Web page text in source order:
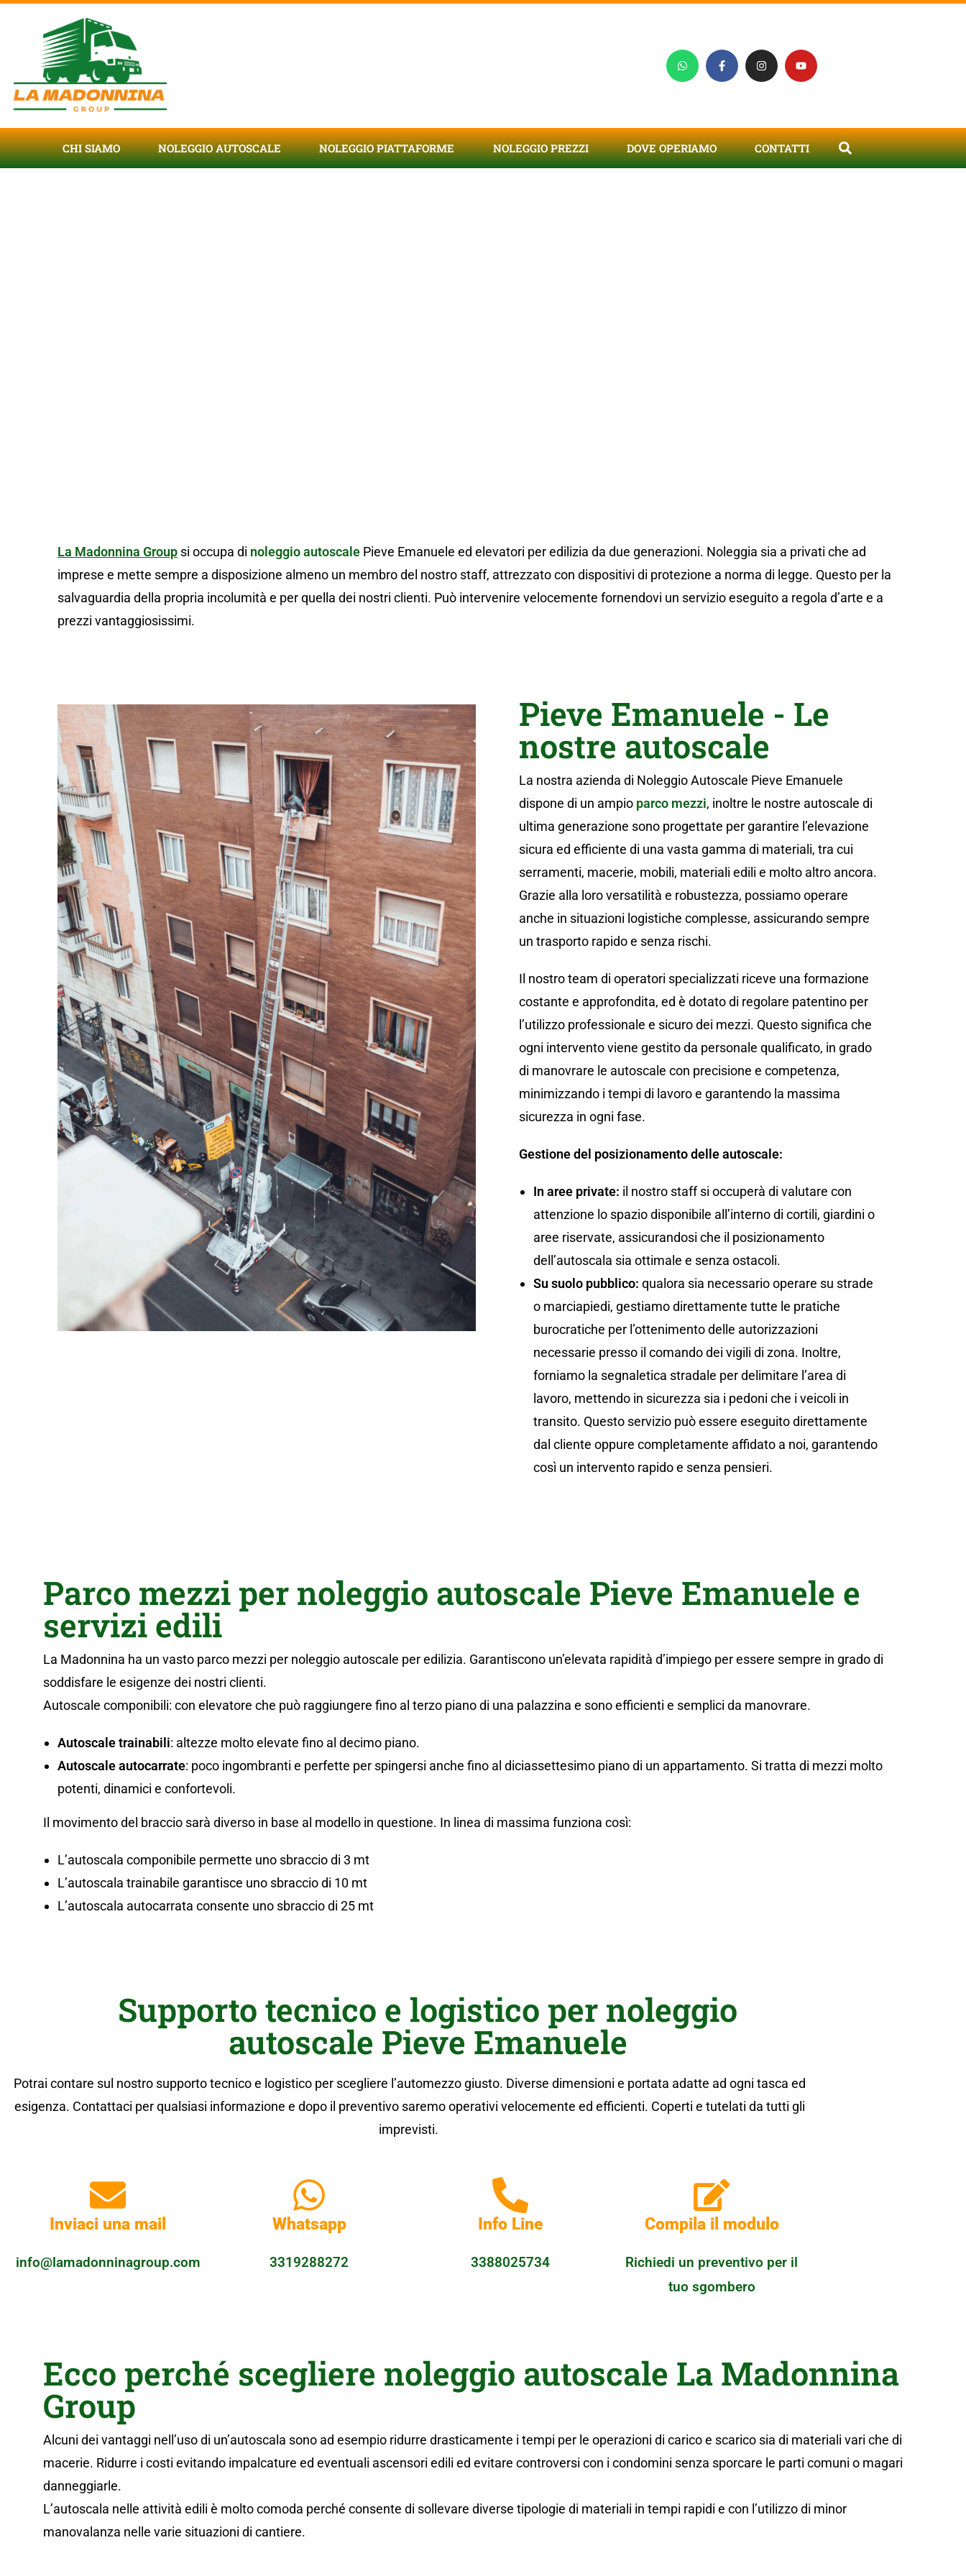
CHI SIAMO NOLEGGIO AUTOSCALE NOLEGGIO PIATTAFORME NOLEGGIO PREZZI DOVE OPERIAMO CONTATTI
La Madonnina Group si occupa di noleggio autoscale Pieve Emanuele ed elevatori per edilizia da due generazioni. Noleggia sia a privati che ad
imprese e mette sempre a disposizione almeno un membro del nostro staff, attrezzato con dispositivi di protezione a norma di legge. Questo per la
salvaguardia della propria incolumità e per quella dei nostri clienti. Può intervenire velocemente fornendovi un servizio eseguito a regola d’arte e a
prezzi vantaggiosissimi.
Pieve Emanuele - Le
nostre autoscale
La nostra azienda di Noleggio Autoscale Pieve Emanuele
dispone di un ampio parco mezzi, inoltre le nostre autoscale di
ultima generazione sono progettate per garantire l’elevazione
sicura ed efficiente di una vasta gamma di materiali, tra cui
serramenti, macerie, mobili, materiali edili e molto altro ancora.
Grazie alla loro versatilità e robustezza, possiamo operare
anche in situazioni logistiche complesse, assicurando sempre
un trasporto rapido e senza rischi.
Il nostro team di operatori specializzati riceve una formazione
costante e approfondita, ed è dotato di regolare patentino per
l’utilizzo professionale e sicuro dei mezzi. Questo significa che
ogni intervento viene gestito da personale qualificato, in grado
di manovrare le autoscale con precisione e competenza,
minimizzando i tempi di lavoro e garantendo la massima
sicurezza in ogni fase.
Gestione del posizionamento delle autoscale:
In aree private: il nostro staff si occuperà di valutare con
attenzione lo spazio disponibile all’interno di cortili, giardini o
aree riservate, assicurandosi che il posizionamento
dell’autoscala sia ottimale e senza ostacoli.
Su suolo pubblico: qualora sia necessario operare su strade
o marciapiedi, gestiamo direttamente tutte le pratiche
burocratiche per l’ottenimento delle autorizzazioni
necessarie presso il comando dei vigili di zona. Inoltre,
forniamo la segnaletica stradale per delimitare l’area di
lavoro, mettendo in sicurezza sia i pedoni che i veicoli in
transito. Questo servizio può essere eseguito direttamente
dal cliente oppure completamente affidato a noi, garantendo
così un intervento rapido e senza pensieri.
Parco mezzi per noleggio autoscale Pieve Emanuele e
servizi edili
La Madonnina ha un vasto parco mezzi per noleggio autoscale per edilizia. Garantiscono un’elevata rapidità d’impiego per essere sempre in grado di
soddisfare le esigenze dei nostri clienti.
Autoscale componibili: con elevatore che può raggiungere fino al terzo piano di una palazzina e sono efficienti e semplici da manovrare.
Autoscale trainabili: altezze molto elevate fino al decimo piano.
Autoscale autocarrate: poco ingombranti e perfette per spingersi anche fino al diciassettesimo piano di un appartamento. Si tratta di mezzi molto
potenti, dinamici e confortevoli.
Il movimento del braccio sarà diverso in base al modello in questione. In linea di massima funziona così:
L’autoscala componibile permette uno sbraccio di 3 mt
L’autoscala trainabile garantisce uno sbraccio di 10 mt
L’autoscala autocarrata consente uno sbraccio di 25 mt
Supporto tecnico e logistico per noleggio
autoscale Pieve Emanuele
Potrai contare sul nostro supporto tecnico e logistico per scegliere l’automezzo giusto. Diverse dimensioni e portata adatte ad ogni tasca ed
esigenza. Contattaci per qualsiasi informazione e dopo il preventivo saremo operativi velocemente ed efficienti. Coperti e tutelati da tutti gli
imprevisti.
Inviaci una mail
info@lamadonninagroup.com
Whatsapp
3319288272
Info Line
3388025734
Compila il modulo
Richiedi un preventivo per il
tuo sgombero
Ecco perché scegliere noleggio autoscale La Madonnina
Group
Alcuni dei vantaggi nell’uso di un’autoscala sono ad esempio ridurre drasticamente i tempi per le operazioni di carico e scarico sia di materiali vari che di
macerie. Ridurre i costi evitando impalcature ed eventuali ascensori edili ed evitare controversi con i condomini senza sporcare le parti comuni o magari
danneggiarle.
L’autoscala nelle attività edili è molto comoda perché consente di sollevare diverse tipologie di materiali in tempi rapidi e con l’utilizzo di minor
manovalanza nelle varie situazioni di cantiere.